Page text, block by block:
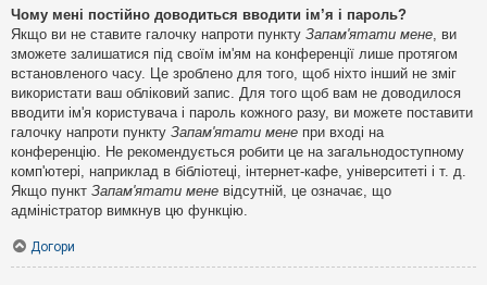
Чому мені постійно доводиться вводити ім’я і пароль?
Якщо ви не ставите галочку напроти пункту Запам'ятати мене , ви
зможете залишатися під своїм ім'ям на конференції лише протягом
встановленого часу. Це зроблено для того, щоб ніхто інший не зміг
використати ваш обліковий запис. Для того щоб вам не доводилося
вводити ім'я користувача і пароль кожного разу, ви можете поставити
галочку напроти пункту Запам'ятати мене при вході на
конференцію. Не рекомендується робити це на загальнодоступному
комп'ютері, наприклад в бібліотеці, інтернет-кафе, університеті і т. д.
Якщо пункт Запам'ятати мене відсутній, це означає, що
адміністратор вимкнув цю функцію.
Догори